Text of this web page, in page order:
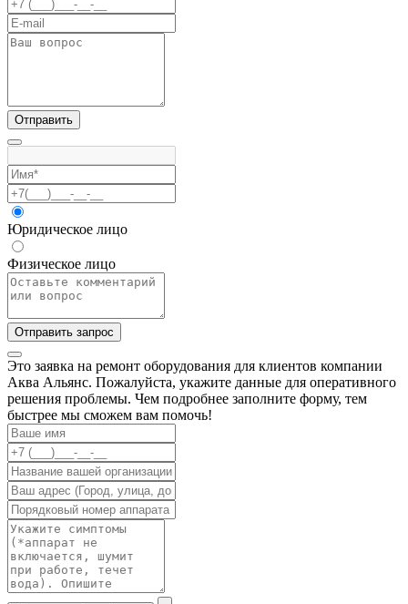
Отправить
Юридическое лицо
Физическое лицо
Отправить запрос
Это заявка на ремонт оборудования для клиентов компании
Аква Альянс. Пожалуйста, укажите данные для оперативного
решения проблемы. Чем подробнее заполните форму, тем
быстрее мы сможем вам помочь!